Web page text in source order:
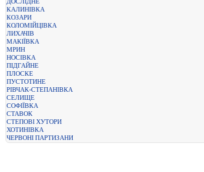
КАЛИНІВКА
КОЗАРИ
КОЛОМІЙЦІВКА
ЛИХАЧІВ
МАКІЇВКА
МРИН
НОСІВКА
ПІДГАЙНЕ
ПЛОСКЕ
ПУСТОТИНЕ
РІВЧАК-СТЕПАНІВКА
СЕЛИЩЕ
СОФІЇВКА
СТАВОК
СТЕПОВІ ХУТОРИ
ХОТИНІВКА
ЧЕРВОНІ ПАРТИЗАНИ